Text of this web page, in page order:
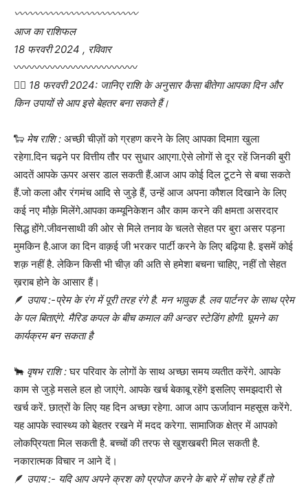
〰〰〰〰〰〰〰〰〰〰〰〰
आज का राशिफल
18 फरवरी 2024 , रविवार
〰〰〰〰〰〰〰〰〰〰〰〰
👉🏻 18 फरवरी 2024: जानिए राशि के अनुसार कैसा बीतेगा आपका दिन और
किन उपायों से आप इसे बेहतर बना सकते हैं।
🐑 मेष राशि : अच्छी चीज़ों को ग्रहण करने के लिए आपका दिमाग़ खुला
रहेगा.दिन चढ़ने पर वित्तीय तौर पर सुधार आएगा.ऐसे लोगों से दूर रहें जिनकी बुरी
आदतें आपके ऊपर असर डाल सकती हैं.आज आप कोई दिल टूटने से बचा सकते
हैं.जो कला और रंगमंच आदि से जुड़े हैं, उन्हें आज अपना कौशल दिखाने के लिए
कई नए मौक़े मिलेंगे.आपका कम्यूनिकेशन और काम करने की क्षमता असरदार
सिद्ध होंगे.जीवनसाथी की ओर से मिले तनाव के चलते सेहत पर बुरा असर पड़ना
मुमकिन है.आज का दिन वाक़ई जी भरकर पार्टी करने के लिए बढ़िया है. इसमें कोई
शक़ नहीं है. लेकिन किसी भी चीज़ की अति से हमेशा बचना चाहिए, नहीं तो सेहत
ख़राब होने के आसार हैं।
🪶 उपाय :-प्रेम के रंग में पूरी तरह रंगे है. मन भावुक है. लव पार्टनर के साथ प्रेम
के पल बिताएंगे. मैरिड कपल के बीच कमाल की अन्डर स्टेडिंग होगी. घूमने का
कार्यक्रम बन सकता है
🐂 वृषभ राशि :घर परिवार के लोगों के साथ अच्छा समय व्यतीत करेंगे. आपके
काम से जुड़े मसले हल हो जाएंगे. आपके खर्च बेकाबू रहेंगे इसलिए समझदारी से
खर्च करें. छात्रों के लिए यह दिन अच्छा रहेगा. आज आप ऊर्जावान महसूस करेंगे.
यह आपके स्वास्थ्य को बेहतर रखने में मदद करेगा. सामाजिक क्षेत्र में आपको
लोकप्रियता मिल सकती है. बच्चों की तरफ से खुशखबरी मिल सकती है.
नकारात्मक विचार न आने दें।
🪶 उपाय :- यदि आप अपने क्रश को प्रपोज करने के बारे में सोच रहे हैं तो